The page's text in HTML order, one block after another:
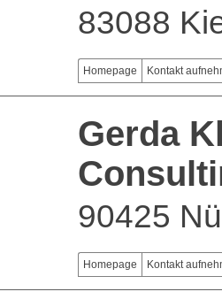
83088
Homepage Kontakt
Gerda
90425
Homepage Kontakt